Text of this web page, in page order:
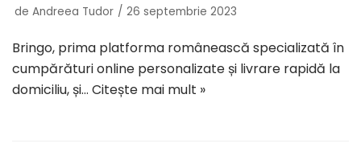
de Andreea Tudor 26 septembrie 2023
Bringo, prima platforma românească specializată în
cumpărături online personalizate și livrare rapidă la
domiciliu, și… Citește mai mult »